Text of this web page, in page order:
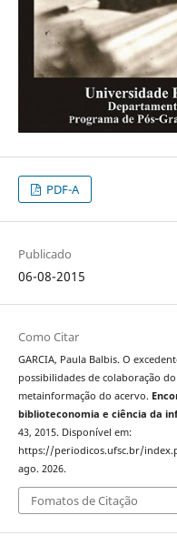
PDF-A
Publicado
06-08-2015
Como Citar
GARCIA, Paula Balbis. O
possibilidades de colaboração
metainformação do acervo.
biblioteconomia e ciência da
43, 2015. Disponível em:
https://periodicos.ufsc.br/
ago. 2026.
Fomatos de Citação